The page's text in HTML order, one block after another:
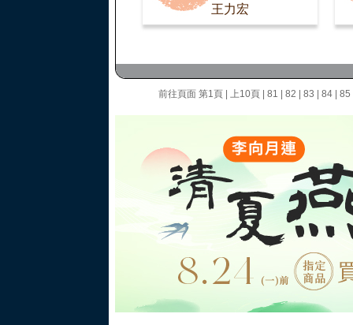
王力宏
前往頁面 第1頁 上10頁 81 82 83 84 85